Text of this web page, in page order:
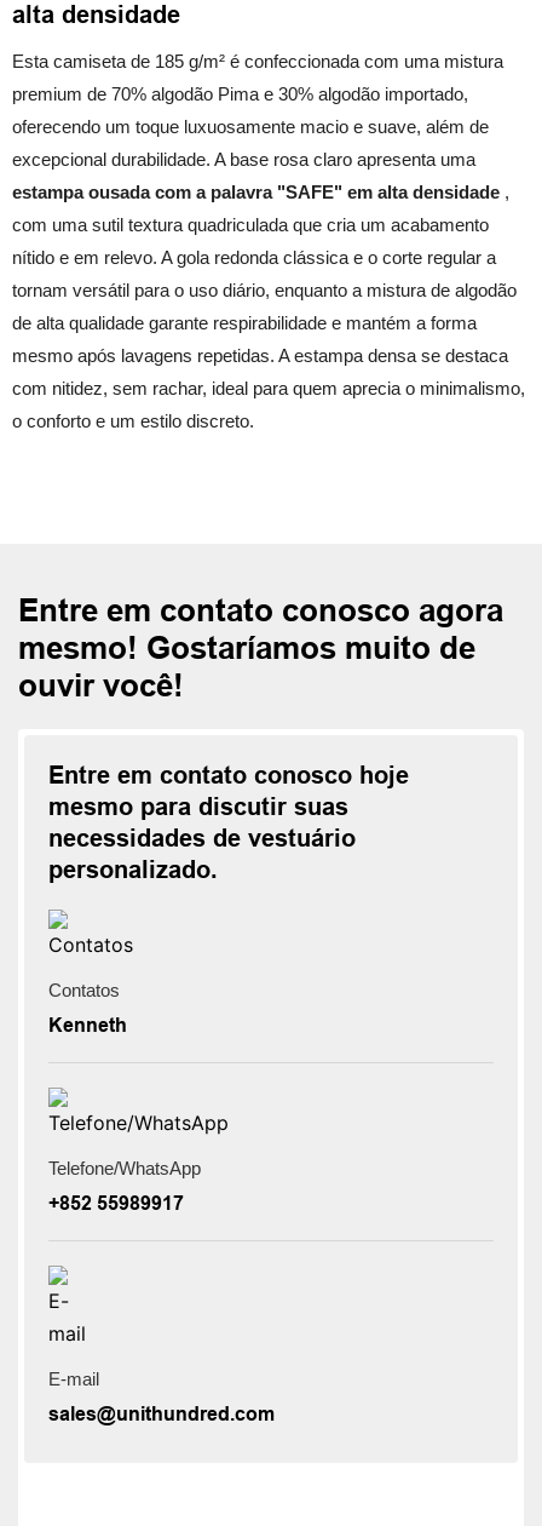
alta densidade
Esta camiseta de 185 g/m² é confeccionada com uma mistura
premium de 70% algodão Pima e 30% algodão importado,
oferecendo um toque luxuosamente macio e suave, além de
excepcional durabilidade. A base rosa claro apresenta uma
estampa ousada com a palavra "SAFE" em alta densidade ,
com uma sutil textura quadriculada que cria um acabamento
nítido e em relevo. A gola redonda clássica e o corte regular a
tornam versátil para o uso diário, enquanto a mistura de algodão
de alta qualidade garante respirabilidade e mantém a forma
mesmo após lavagens repetidas. A estampa densa se destaca
com nitidez, sem rachar, ideal para quem aprecia o minimalismo,
o conforto e um estilo discreto.
Entre em contato conosco agora
mesmo! Gostaríamos muito de
ouvir você!
Entre em contato conosco hoje
mesmo para discutir suas
necessidades de vestuário
personalizado.
Contatos
Kenneth
Telefone/WhatsApp
+852 55989917
E-mail
sales@unithundred.com